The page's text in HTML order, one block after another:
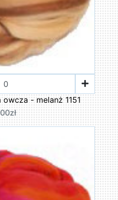
owcza - melanż 1151